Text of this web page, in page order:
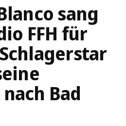
sang
FFH für
Bad